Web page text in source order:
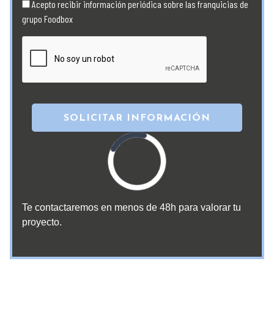
Acepto recibir información periódica sobre las franquicias de
grupo Foodbox
SOLICITAR INFORMACIÓN
Te contactaremos en menos de 48h para valorar tu
proyecto.